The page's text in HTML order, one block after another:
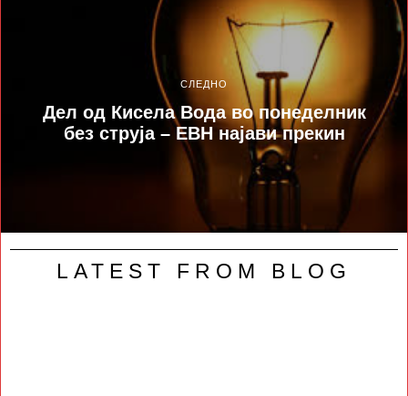
СЛЕДНО
Дел од Кисела Вода во понеделник
без струја – ЕВН најави прекин
LATEST FROM BLOG